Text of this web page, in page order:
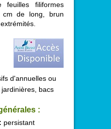
feuilles filiformes
cm de long, brun
d'annuelles ou
bacs
:
persistant